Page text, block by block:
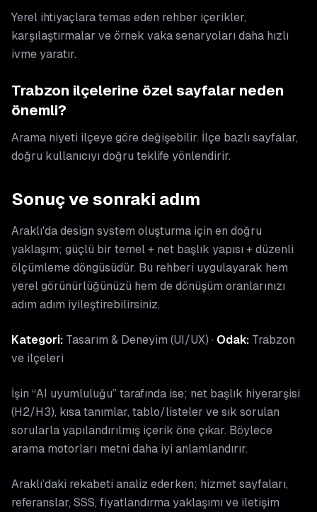
Yerel ihtiyaçlara temas eden rehber içerikler,
karşılaştırmalar ve örnek vaka senaryoları daha hızlı
ivme yaratır.
Trabzon ilçelerine özel sayfalar neden
önemli?
Arama niyeti ilçeye göre değişebilir. İlçe bazlı sayfalar,
doğru kullanıcıyı doğru teklife yönlendirir.
Sonuç ve sonraki adım
Araklı'da design system oluşturma için en doğru
yaklaşım; güçlü bir temel + net başlık yapısı + düzenli
ölçümleme döngüsüdür. Bu rehberi uygulayarak hem
yerel görünürlüğünüzü hem de dönüşüm oranlarınızı
adım adım iyileştirebilirsiniz.
Kategori: Tasarım & Deneyim (UI/UX) · Odak: Trabzon
ve ilçeleri
İşin “AI uyumluluğu” tarafında ise; net başlık hiyerarşisi
(H2/H3), kısa tanımlar, tablo/listeler ve sık sorulan
sorularla yapılandırılmış içerik öne çıkar. Böylece
arama motorları metni daha iyi anlamlandırır.
Araklı’daki rekabeti analiz ederken; hizmet sayfaları,
referanslar, SSS, fiyatlandırma yaklaşımı ve iletişim